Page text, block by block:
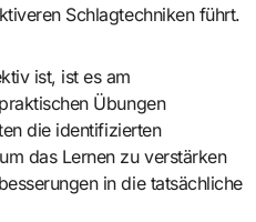
Schlagtechniken führt.
ist, ist es am
Übungen
die identifizierten
das Lernen zu verstärken
in die tatsächliche